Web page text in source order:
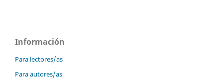
Información
Para lectores/as
Para autores/as